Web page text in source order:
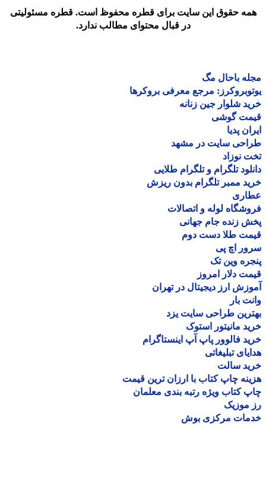
حقوق این سایت برای قطره محفوظ است. قطره مسئولیتی
در قبال محتوای مطالب ندارد.
باحال مگ
مرجع معرفی بروکرها
شلوار جین زنانه
گوشی
پدیا
سایت در مشهد
نوزاد
تلگرام و تلگرام طلایی
ممبر تلگرام بدون ریزش
لوله و اتصالات
زنده جام جهانی
طلا دست دوم
اچ پی
وین تک
دلار امروز
ارز دیجیتال در تهران
بار
طراحی سایت یزد
مانیتور استوک
فالوور پاپ آپ اینستاگرام
تبلیغاتی
سالت
چاپ کتاب با ارزان ترین قیمت
کتاب ویژه رتبه بندی معلمان
موزیک
مرکزی بوش